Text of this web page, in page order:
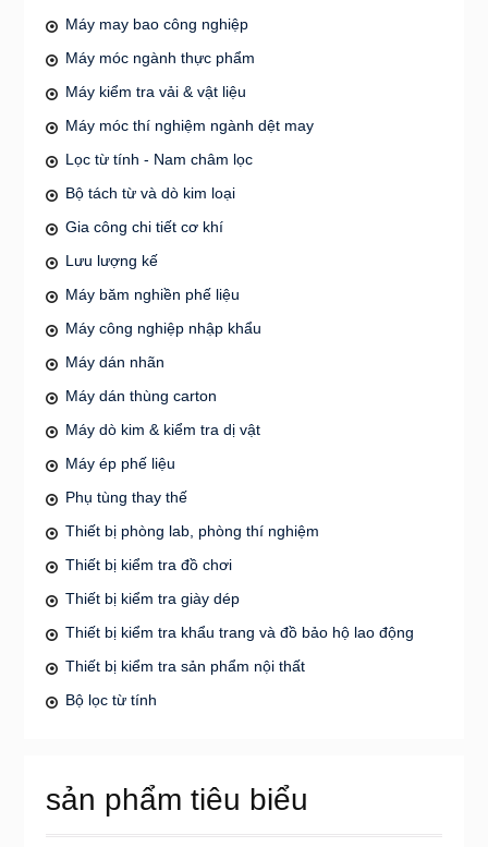
Máy may bao công nghiệp
Máy móc ngành thực phẩm
Máy kiểm tra vải & vật liệu
Máy móc thí nghiệm ngành dệt may
Lọc từ tính - Nam châm lọc
Bộ tách từ và dò kim loại
Gia công chi tiết cơ khí
Lưu lượng kế
Máy băm nghiền phế liệu
Máy công nghiệp nhập khẩu
Máy dán nhãn
Máy dán thùng carton
Máy dò kim & kiểm tra dị vật
Máy ép phế liệu
Phụ tùng thay thế
Thiết bị phòng lab, phòng thí nghiệm
Thiết bị kiểm tra đồ chơi
Thiết bị kiểm tra giày dép
Thiết bị kiểm tra khẩu trang và đồ bảo hộ lao động
Thiết bị kiểm tra sản phẩm nội thất
Bộ lọc từ tính
sản phẩm tiêu biểu